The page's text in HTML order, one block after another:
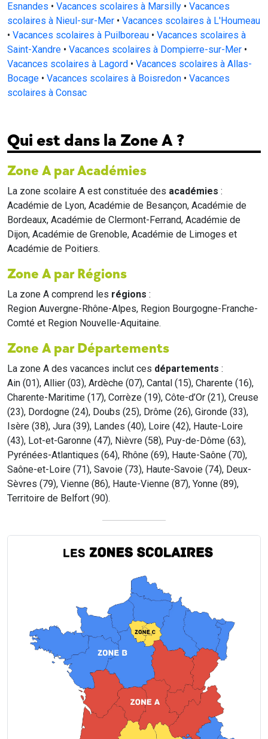
Esnandes • Vacances scolaires à Marsilly • Vacances
scolaires à Nieul-sur-Mer • Vacances scolaires à L'Houmeau
• Vacances scolaires à Puilboreau • Vacances scolaires à
Saint-Xandre • Vacances scolaires à Dompierre-sur-Mer •
Vacances scolaires à Lagord • Vacances scolaires à Allas-
Bocage • Vacances scolaires à Boisredon • Vacances
scolaires à Consac
Qui est dans la Zone A ?
Zone A par Académies
La zone scolaire A est constituée des académies :
Académie de Lyon, Académie de Besançon, Académie de
Bordeaux, Académie de Clermont-Ferrand, Académie de
Dijon, Académie de Grenoble, Académie de Limoges et
Académie de Poitiers.
Zone A par Régions
La zone A comprend les régions :
Region Auvergne-Rhône-Alpes, Region Bourgogne-Franche-
Comté et Region Nouvelle-Aquitaine.
Zone A par Départements
La zone A des vacances inclut ces départements :
Ain (01), Allier (03), Ardèche (07), Cantal (15), Charente (16),
Charente-Maritime (17), Corrèze (19), Côte-d’Or (21), Creuse
(23), Dordogne (24), Doubs (25), Drôme (26), Gironde (33),
Isère (38), Jura (39), Landes (40), Loire (42), Haute-Loire
(43), Lot-et-Garonne (47), Nièvre (58), Puy-de-Dôme (63),
Pyrénées-Atlantiques (64), Rhône (69), Haute-Saône (70),
Saône-et-Loire (71), Savoie (73), Haute-Savoie (74), Deux-
Sèvres (79), Vienne (86), Haute-Vienne (87), Yonne (89),
Territoire de Belfort (90).